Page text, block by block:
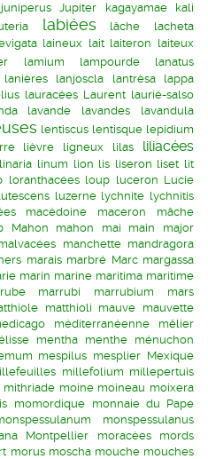
juniperus Jupiter kagayamae
kali
labiées lâche
lacheta
laineux lait laiteron laiteux
lamium lampourde
lanatus
lanières lanjoscla lantrèsa
lappa
lauracées Laurent laurié-salso
lavande lavandes
lavandula
lentiscus lentisque lepidium
lièvre ligneux lilas liliacées
linaria linum lion lis liseron liset lit
loranthacées loup luceron Lucie
luzerne lychnite lychnitis
macédoine maceron
mâche
Mahon mahon mai main
major
manchette mandragora
marais marbré Marc margassa
marin marine maritima maritime
marrubi marrubium
mars
matthioli mauve mauvette
méditerranéenne
mêlier
mentha menthe
ménuchon
mespilus mesplier Mexique
millefolium millepertuis
mithriade moine moineau moixera
momordique monnaie du Pape
monspessulanus
Montpellier moracées
mords
morus moscha mouche mouches